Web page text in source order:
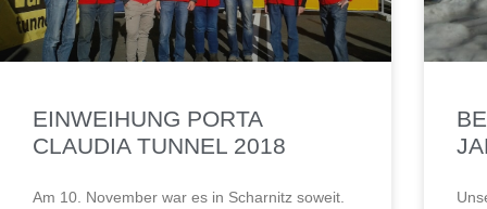
EINWEIHUNG PORTA
CLAUDIA TUNNEL 2018
Am 10. November war es in Scharnitz soweit.